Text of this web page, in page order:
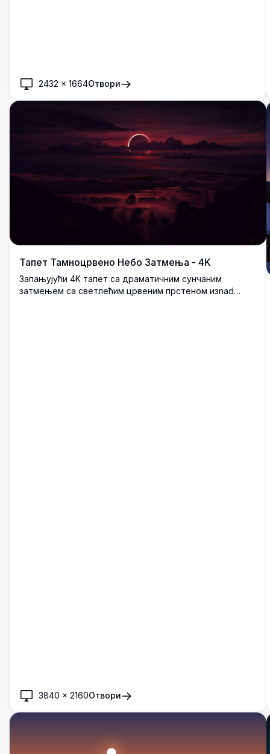
2432 × 1664Отвори
Тапет Тамноцрвено Небо Затмења - 4K
Запањујући 4K тапет са драматичним сунчаним
затмењем са светлећим црвеним прстеном изnad
3840 × 2160Отвори